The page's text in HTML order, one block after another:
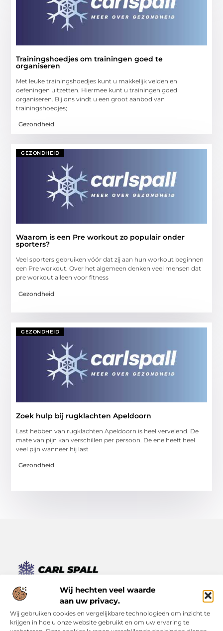
Wij hechten veel waarde
aan uw privacy.
Wij gebruiken cookies en vergelijkbare technologieën om inzicht te
krijgen in hoe u onze website gebruikt en om uw ervaring te
Trainingshoedjes om trainingen goed te
organiseren
Met leuke trainingshoedjes kunt u makkelijk velden en
oefeningen uitzetten. Hiermee kunt u trainingen goed
organiseren. Bij ons vindt u een groot aanbod van
trainingshoedjes;
Gezondheid
GEZONDHEID
Waarom is een Pre workout zo populair onder
sporters?
Veel sporters gebruiken vóór dat zij aan hun workout beginnen
een Pre workout. Over het algemeen denken veel mensen dat
pre workout alleen voor fitness
Gezondheid
GEZONDHEID
Zoek hulp bij rugklachten Apeldoorn
Last hebben van rugklachten Apeldoorn is heel vervelend. De
mate van pijn kan verschillen per persoon. De ene heeft heel
veel pijn wanneer hij last
Gezondheid
Van kleine momenten tot grote inzichten – lees het hier.
Ontdek een verscheidenheid aan blogs en artikelen die je
dagelijks leven verrijken, van inspirerende verhalen tot
praktische tips.